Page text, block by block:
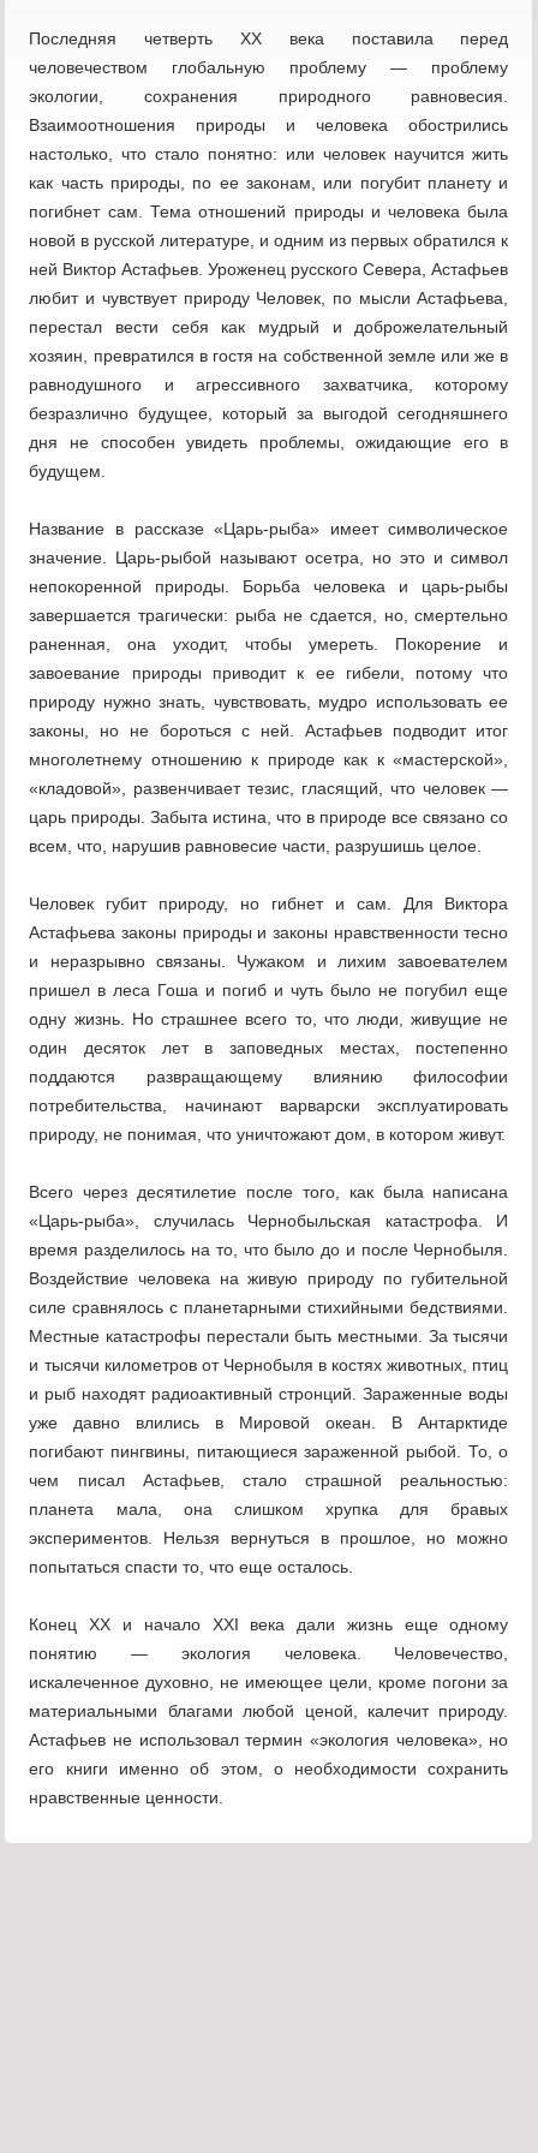
Последняя четверть XX века поставила перед
человечеством глобальную проблему — проблему
экологии, сохранения природного равновесия.
Взаимоотношения природы и человека обострились
настолько, что стало понятно: или человек научится жить
как часть природы, по ее законам, или погубит планету и
погибнет сам. Тема отношений природы и человека была
новой в русской литературе, и одним из первых обратился к
ней Виктор Астафьев. Уроженец русского Севера, Астафьев
любит и чувствует природу Человек, по мысли Астафьева,
перестал вести себя как мудрый и доброжелательный
хозяин, превратился в гостя на собственной земле или же в
равнодушного и агрессивного захватчика, которому
безразлично будущее, который за выгодой сегодняшнего
дня не способен увидеть проблемы, ожидающие его в
будущем.
Название в рассказе «Царь-рыба» имеет символическое
значение. Царь-рыбой называют осетра, но это и символ
непокоренной природы. Борьба человека и царь-рыбы
завершается трагически: рыба не сдается, но, смертельно
раненная, она уходит, чтобы умереть. Покорение и
завоевание природы приводит к ее гибели, потому что
природу нужно знать, чувствовать, мудро использовать ее
законы, но не бороться с ней. Астафьев подводит итог
многолетнему отношению к природе как к «мастерской»,
«кладовой», развенчивает тезис, гласящий, что человек —
царь природы. Забыта истина, что в природе все связано со
всем, что, нарушив равновесие части, разрушишь целое.
Человек губит природу, но гибнет и сам. Для Виктора
Астафьева законы природы и законы нравственности тесно
и неразрывно связаны. Чужаком и лихим завоевателем
пришел в леса Гоша и погиб и чуть было не погубил еще
одну жизнь. Но страшнее всего то, что люди, живущие не
один десяток лет в заповедных местах, постепенно
поддаются развращающему влиянию философии
потребительства, начинают варварски эксплуатировать
природу, не понимая, что уничтожают дом, в котором живут.
Всего через десятилетие после того, как была написана
«Царь-рыба», случилась Чернобыльская катастрофа. И
время разделилось на то, что было до и после Чернобыля.
Воздействие человека на живую природу по губительной
силе сравнялось с планетарными стихийными бедствиями.
Местные катастрофы перестали быть местными. За тысячи
и тысячи километров от Чернобыля в костях животных, птиц
и рыб находят радиоактивный стронций. Зараженные воды
уже давно влились в Мировой океан. В Антарктиде
погибают пингвины, питающиеся зараженной рыбой. То, о
чем писал Астафьев, стало страшной реальностью:
планета мала, она слишком хрупка для бравых
экспериментов. Нельзя вернуться в прошлое, но можно
попытаться спасти то, что еще осталось.
Конец XX и начало XXI века дали жизнь еще одному
понятию — экология человека. Человечество,
искалеченное духовно, не имеющее цели, кроме погони за
материальными благами любой ценой, калечит природу.
Астафьев не использовал термин «экология человека», но
его книги именно об этом, о необходимости сохранить
нравственные ценности.